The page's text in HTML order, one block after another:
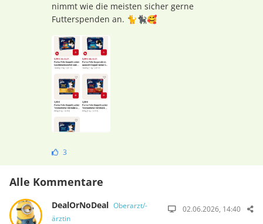
nimmt wie die meisten sicher gerne
Futterspenden an. 🐈🐈‍⬛🥰
3
Alle Kommentare
DealOrNoDeal Oberarzt/-
ärztin
02.06.2026, 14:40